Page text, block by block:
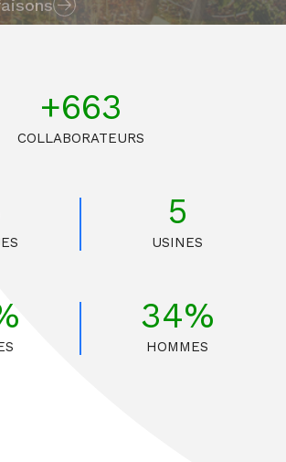
+791
COLLABORATEURS
5
USINES
40%
HOMMES